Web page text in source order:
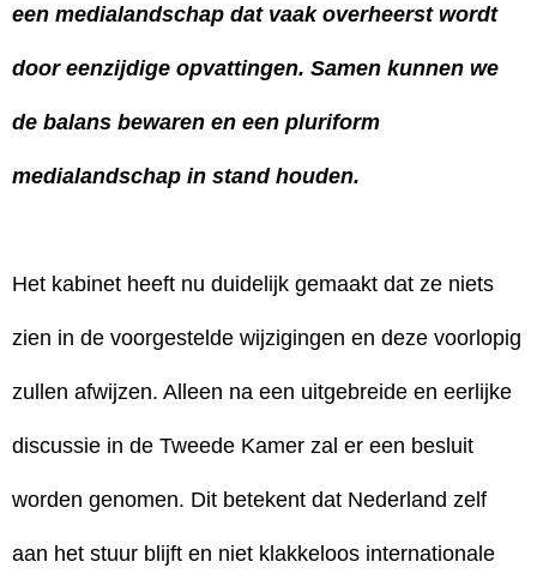
een medialandschap dat vaak overheerst wordt
door eenzijdige opvattingen. Samen kunnen we
de balans bewaren en een pluriform
medialandschap in stand houden.
Het kabinet heeft nu duidelijk gemaakt dat ze niets
zien in de voorgestelde wijzigingen en deze voorlopig
zullen afwijzen. Alleen na een uitgebreide en eerlijke
discussie in de Tweede Kamer zal er een besluit
worden genomen. Dit betekent dat Nederland zelf
aan het stuur blijft en niet klakkeloos internationale